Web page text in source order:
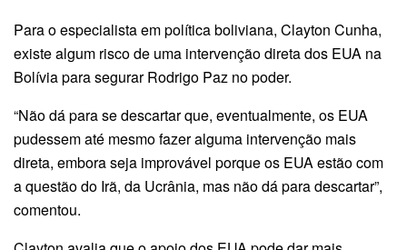
Para o especialista em política boliviana, Clayton Cunha,
existe algum risco de uma intervenção direta dos EUA na
Bolívia para segurar Rodrigo Paz no poder.
“Não dá para se descartar que, eventualmente, os EUA
pudessem até mesmo fazer alguma intervenção mais
direta, embora seja improvável porque os EUA estão com
a questão do Irã, da Ucrânia, mas não dá para descartar”,
comentou.